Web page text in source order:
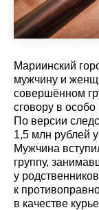
Мариинский
мужчину и
совершённом
сговору в
По версии
1,5 млн рублей
Мужчина
группу,
у
к
в качестве